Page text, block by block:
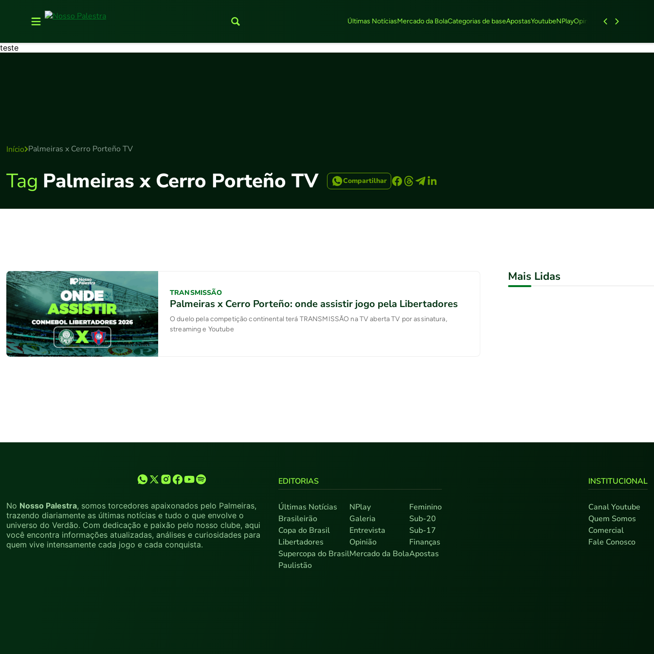
Últimas NotíciasMercado da BolaCategorias de baseApostasYoutubeNPlayOpinião Feminino
teste
Início Palmeiras x Cerro Porteño TV
Tag Palmeiras x Cerro Porteño TV Compartilhar
TRANSMISSÃO
Palmeiras x Cerro Porteño: onde assistir jogo pela Libertadores
O duelo pela competição continental terá TRANSMISSÃO na TV aberta TV por assinatura,
streaming e Youtube
Mais Lidas
No Nosso Palestra, somos torcedores apaixonados pelo Palmeiras,
trazendo diariamente as últimas notícias e tudo o que envolve o
universo do Verdão. Com dedicação e paixão pelo nosso clube, aqui
você encontra informações atualizadas, análises e curiosidades para
quem vive intensamente cada jogo e cada conquista.
EDITORIAS
Últimas Notícias
Brasileirão
Copa do Brasil
Libertadores
Supercopa do Brasil
Paulistão
NPlay
Galeria
Entrevista
Opinião
Mercado da Bola
Feminino
Sub-20
Sub-17
Finanças
Apostas
INSTITUCIONAL
Canal Youtube
Quem Somos
Comercial
Fale Conosco